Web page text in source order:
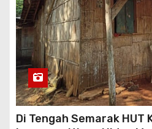
Di Tengah Semarak HUT